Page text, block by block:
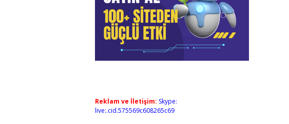
Reklam ve İletişim: Skype:
live:.cid.575569c608265c69